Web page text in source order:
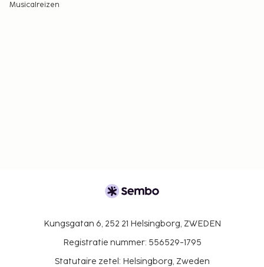
Musicalreizen
Kungsgatan 6, 252 21 Helsingborg, ZWEDEN
Registratie nummer: 556529-1795
Statutaire zetel: Helsingborg, Zweden